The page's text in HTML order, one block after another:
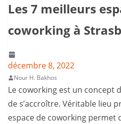
Les 7 meilleurs
coworking à
décembre 8, 2022
Nour H. Bakhos
Le coworking est un concept
de s’accroître. Véritable lieu
espace de coworking permet